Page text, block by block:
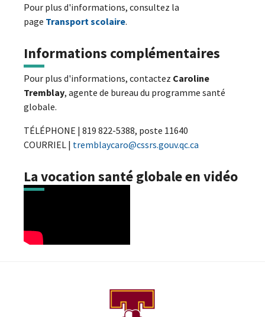
Pour plus d'informations, consultez la
page Transport scolaire.
Informations complémentaires
Pour plus d'informations, contactez Caroline
Tremblay, agente de bureau du programme santé
globale.
TÉLÉPHONE | 819 822-5388, poste 11640
COURRIEL | tremblaycaro@cssrs.gouv.qc.ca
La vocation santé globale en vidéo